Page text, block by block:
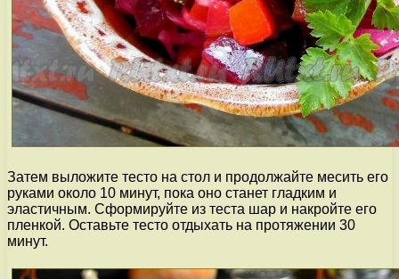
Затем выложите тесто на стол и продолжайте месить его
руками около 10 минут, пока оно станет гладким и
эластичным. Сформируйте из теста шар и накройте его
пленкой. Оставьте тесто отдыхать на протяжении 30
минут.